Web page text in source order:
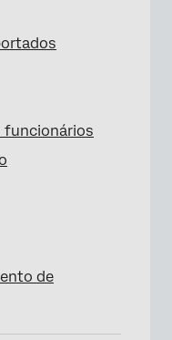
funcionários
de